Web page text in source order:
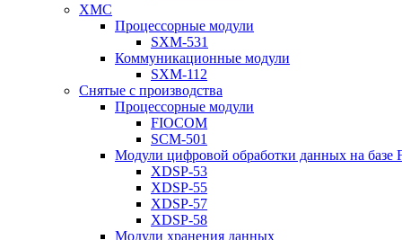
XMC
Процессорные модули
SXM-531
Коммуникационные модули
SXM-112
Снятые с производства
Процессорные модули
FIOCOM
SCM-501
Модули цифровой обработки данных на базе
XDSP-53
XDSP-55
XDSP-57
XDSP-58
Модули хранения данных